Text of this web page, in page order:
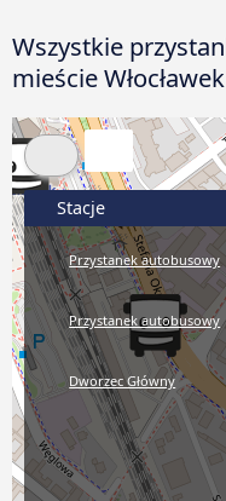
Wszystkie
mieście Włocławek
Stacje
Przystanek autobusowy
Przystanek autobusowy
Dworzec Główny